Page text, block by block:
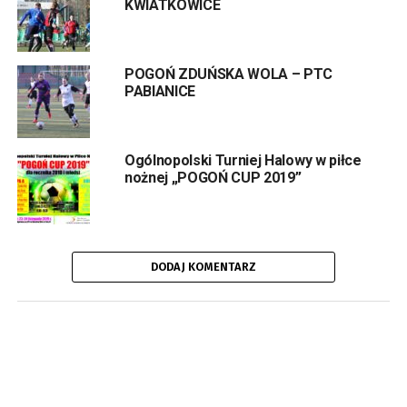
gospodarzy w dalszym ciągu przeważała i w 38 minucie
kolejnej dobrej sytuacji na strzelenie bramki nie
pojedynek sam na sam z bramkarką z Białegostoku.
W drugiej połowie przebieg meczu się nie zmienił. Stroną
przeważającą były gospodynie, ale brakowało
sytuacji na zmianę wyniku nie wykorzystałyJulita
Augustyniak i Paulina Marcińska
Następny mecz drużyna Pogoni rozegra w sobotę 21
MUKS Tomaszów Mazowiecki.
Tekst i zdjęcia:
Krzysztof Kochelak
KWIATKOWICE
POGOŃ ZDUŃSKA WOLA – PTC
PABIANICE
Ogólnopolski Turniej Halowy w piłce
nożnej „POGOŃ CUP 2019”
DODAJ KOMENTARZ